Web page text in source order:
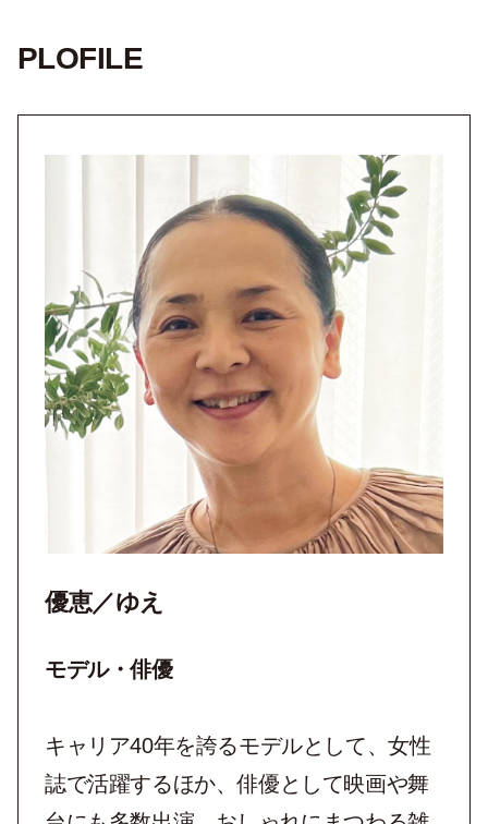
PLOFILE
優恵／ゆえ
モデル・俳優
キャリア40年を誇るモデルとして、女性
誌で活躍するほか、俳優として映画や舞